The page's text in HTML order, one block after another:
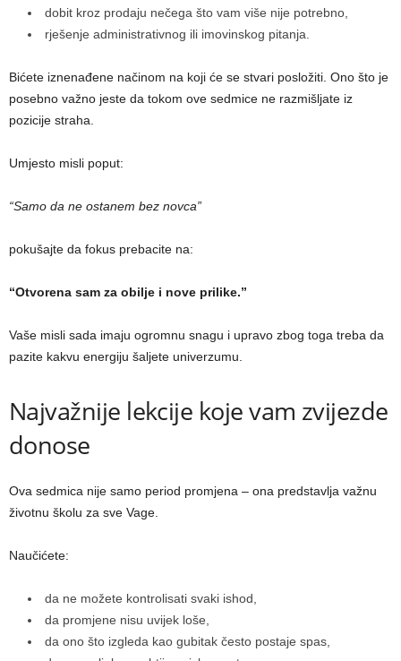
dobit kroz prodaju nečega što vam više nije potrebno,
rješenje administrativnog ili imovinskog pitanja.
Bićete iznenađene načinom na koji će se stvari posložiti. Ono što je
posebno važno jeste da tokom ove sedmice ne razmišljate iz
pozicije straha.
Umjesto misli poput:
“Samo da ne ostanem bez novca”
pokušajte da fokus prebacite na:
“Otvorena sam za obilje i nove prilike.”
Vaše misli sada imaju ogromnu snagu i upravo zbog toga treba da
pazite kakvu energiju šaljete univerzumu.
Najvažnije lekcije koje vam zvijezde
donose
Ova sedmica nije samo period promjena – ona predstavlja važnu
životnu školu za sve Vage.
Naučićete:
da ne možete kontrolisati svaki ishod,
da promjene nisu uvijek loše,
da ono što izgleda kao gubitak često postaje spas,